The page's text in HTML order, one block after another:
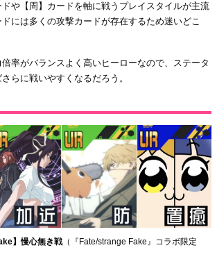
や【周】カードを軸に戦うプレイスタイルが主流
には多くの攻撃カードが存在するため迷いどこ
率がバランスよく高いヒーローなので、ステータ
らに戦いやすくなるだろう。
】慢心無き戦 （『Fate/strange Fake』コラボ限定